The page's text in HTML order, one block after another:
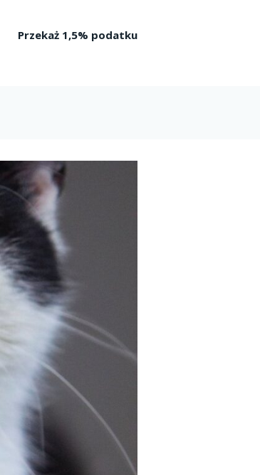
Przekaż 1,5% podatku